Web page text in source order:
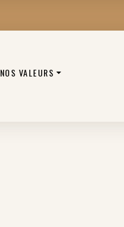
NOS VALEURS